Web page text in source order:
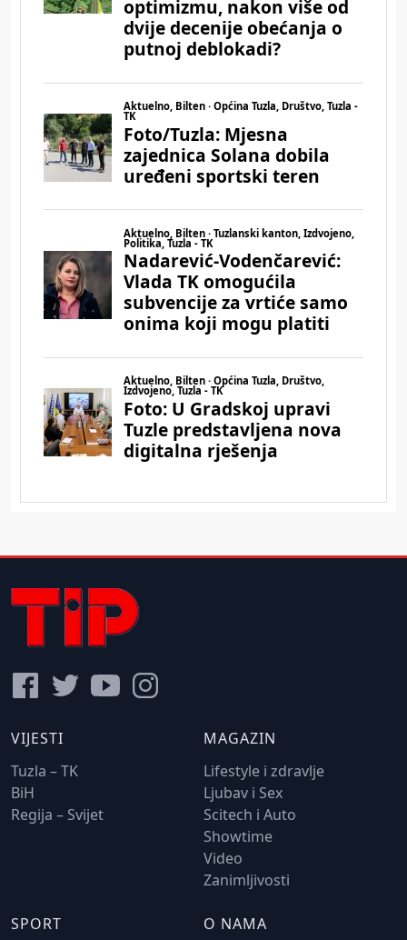
VIJESTI
Tuzla – TK
BiH
Regija – Svijet
MAGAZIN
Lifestyle i zdravlje
Ljubav i Sex
Scitech i Auto
Showtime
Video
Zanimljivosti
SPORT O NAMA